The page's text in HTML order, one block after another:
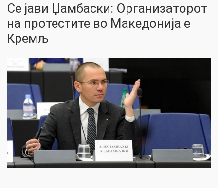
Се јави Џамбаски: Организатoрот
на протестите во Македонија е
Кремљ